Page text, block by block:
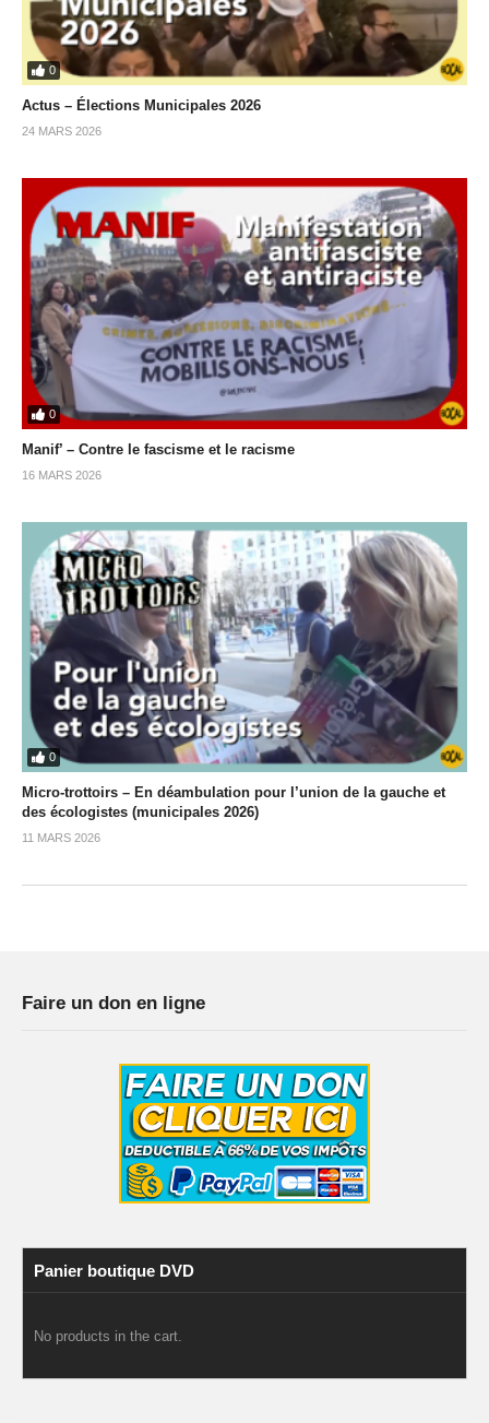
0
Actus – Élections Municipales 2026
24 MARS 2026
0
Manif’ – Contre le fascisme et le racisme
16 MARS 2026
0
Micro-trottoirs – En déambulation pour l’union de la gauche et
des écologistes (municipales 2026)
11 MARS 2026
Faire un don en ligne
Panier boutique DVD
No products in the cart.